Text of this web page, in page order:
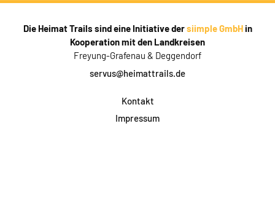
Die Heimat Trails sind eine Initiative dersiimple GmbHin
Kooperation mit den Landkreisen
Freyung-Grafenau & Deggendorf
servus@heimattrails.de
Kontakt
Impressum